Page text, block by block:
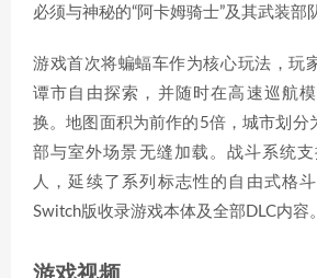
必须与神秘的“阿卡姆骑士”及其武装部
游戏首次将蝙蝠车作为核心玩法，玩
谭市自由探索，并随时在高速巡航
换。地图面积为前作的5倍，城市划分
部与室外场景无缝加载。战斗系统
人，延续了系列标志性的自由式格
Switch版收录游戏本体及全部DLC内容。